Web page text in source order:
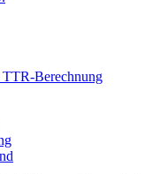
TTR-Berechnung